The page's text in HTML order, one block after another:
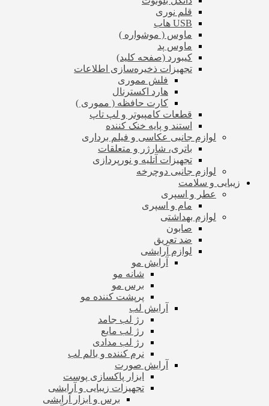
قلم نوری
USB هاب
ماوس ( موشواره )
ماوس پد
کیبورد (صفحه کلید)
تجهیزات ذخیره‌سازی اطلاعات
فلش مموری
هارد اکسترنال
کارت حافظه ( مموری )
قطعات کامپیوتر و لپ تاپ
استند و پایه خنک کننده
لوازم جانبی عکاسی و فیلم برداری
باتری، شارژر و متعلقات
تجهیزات آتلیه و نورپردازی
لوازم جانبی دوچرخه
زیبایی و سلامت
عطر و اسپری
مام و اسپری
لوازم بهداشتی
صابون
ضد تعریق
لوازم آرایشی
آرایش مو
شانه مو
برس مو
پرپشت کننده مو
آرایش لب
رژ لب جامد
رژ لب مایع
رژ لب مدادی
نرم کننده و بالم لب
آرایش صورت
ابزار پاکسازی پوست
تجهیزات زیبایی و آرایشی
برس و ابزار آرایشی